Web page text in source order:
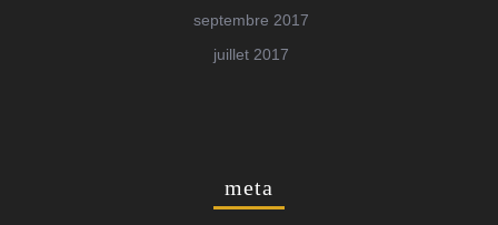
septembre 2017
juillet 2017
meta